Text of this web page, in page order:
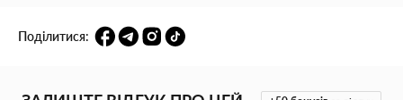
Щітка оснащена
325 гнучкими подовженими дворівневими
зубчиками, які спеціально розроблені для дбайливого
Поділитися: